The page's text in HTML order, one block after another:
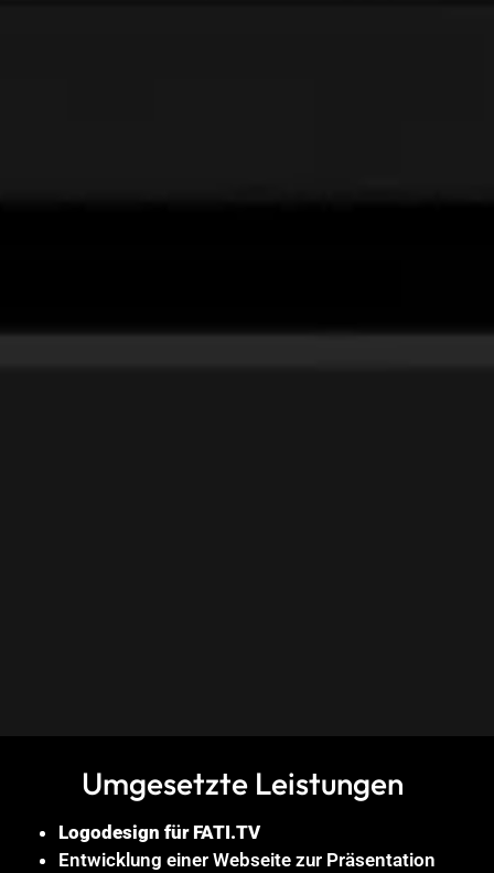
Umgesetzte Leistungen
Logodesign für FATI.TV
Entwicklung einer Webseite zur Präsentation